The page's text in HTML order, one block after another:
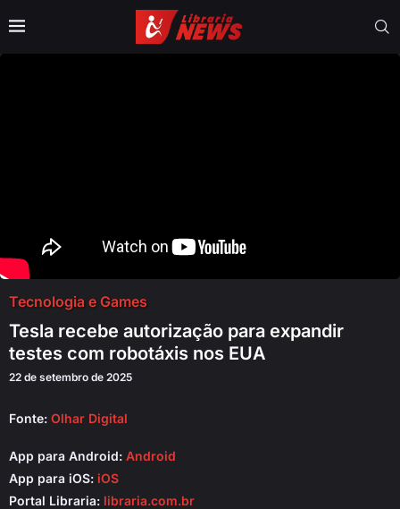
Tecnologia e Games
Tesla recebe autorização para expandir
testes com robotáxis nos EUA
22 de setembro de 2025
Fonte: Olhar Digital
App para Android: Android
App para iOS: iOS
Portal Libraria: libraria.com.br